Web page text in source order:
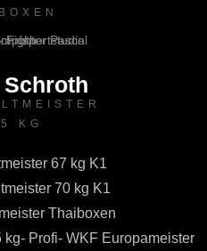
KG
67 kg K1
70 kg K1
Thaiboxen
Profi- WKF Europameister